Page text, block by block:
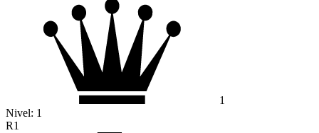
1
Nivel: 1
R1